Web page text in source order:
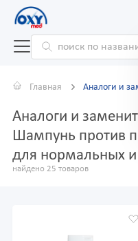
Главная Аналоги и
Аналоги и
Шампунь против
для нормальных
найдено 25 товаров